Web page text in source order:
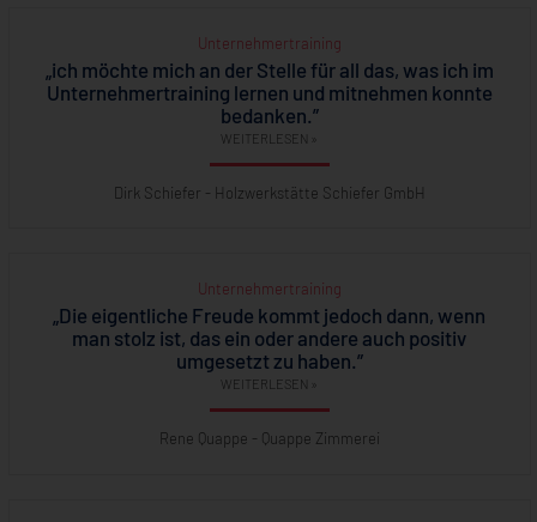
Unternehmertraining
„ich möchte mich an der Stelle für all das, was ich im
Unternehmertraining lernen und mitnehmen konnte
bedanken.”
WEITERLESEN »
Dirk Schiefer - Holzwerkstätte Schiefer GmbH
Unternehmertraining
„Die eigentliche Freude kommt jedoch dann, wenn
man stolz ist, das ein oder andere auch positiv
umgesetzt zu haben.”
WEITERLESEN »
Rene Quappe - Quappe Zimmerei